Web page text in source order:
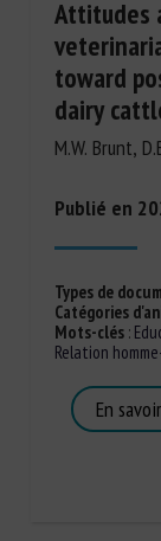
Attitudes
toward
dairy
M.W. Brunt,
Publié en
Types de
Catégories
Mots-clés:
Relation
En